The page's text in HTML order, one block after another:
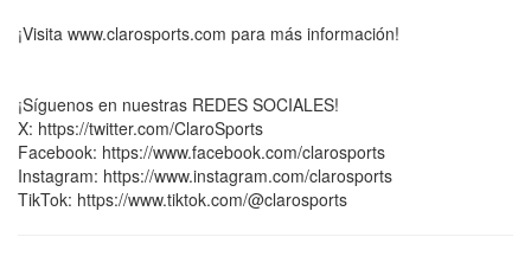
¡Visita www.clarosports.com para más información!
¡Síguenos en nuestras REDES SOCIALES!
X: https://twitter.com/ClaroSports
Facebook: https://www.facebook.com/clarosports
Instagram: https://www.instagram.com/clarosports
TikTok: https://www.tiktok.com/@clarosports